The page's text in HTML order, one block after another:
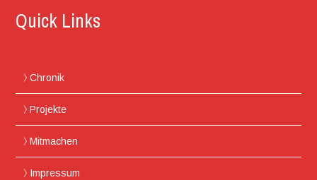
Quick Links
Chronik
Projekte
Mitmachen
Impressum